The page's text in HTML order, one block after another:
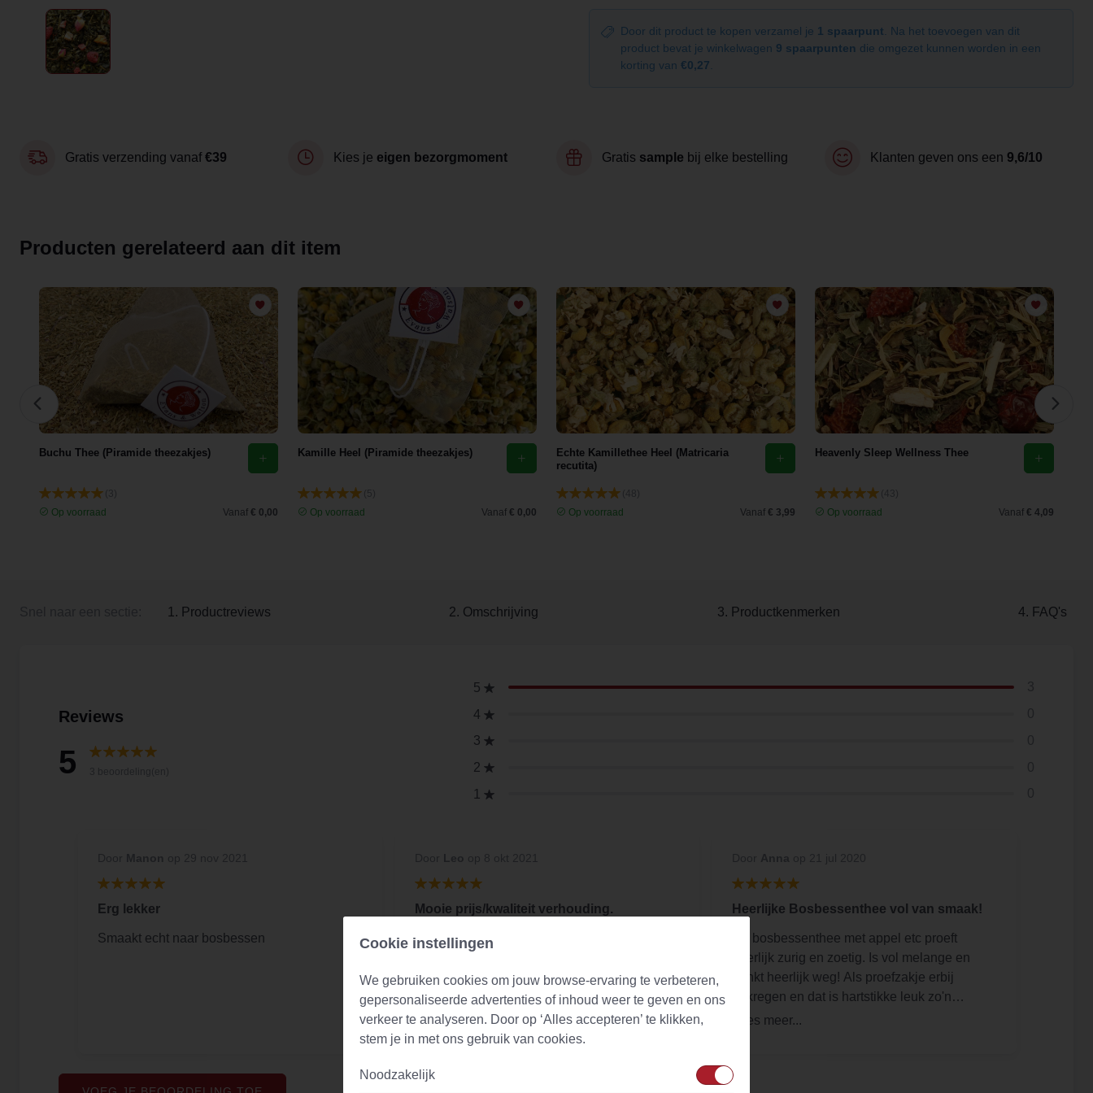
Door dit product te kopen verzamel je 1 spaarpunt . Na het toevoegen van dit
product bevat je winkelwagen 9 spaarpunten die omgezet kunnen worden in een
korting van €0,27
Gratis verzending vanaf €39 Kies je eigen bezorgmoment Gratis sample bij elke bestelling Klanten geven ons een 9,6/10
Producten gerelateerd aan dit item
Buchu Thee (Piramide theezakjes)
Op voorraad
Vanaf € 0,00
Kamille Heel (Piramide theezakjes)
Op voorraad
Vanaf € 0,00
Echte Kamillethee Heel (Matricaria
recutita)
Op voorraad
Vanaf € 3,99
Heavenly Sleep Wellness Thee
Op voorraad
Vanaf € 4,09
1. Productreviews 2. Omschrijving 3. Productkenmerken 4. FAQ's
Reviews
5
5
4
3
2
1
Erg lekker
Smaakt echt naar bosbessen
Mooie prijs/kwaliteit verhouding.
Lekkere fruitige groene thee.
Heerlijke Bosbessenthee vol van smaak!
De bosbessenthee met appel etc proeft
heerlijk zurig en zoetig. Is vol melange en
drinkt heerlijk weg! Als proefzakje erbij
gekregen en dat is hartstikke leuk zo'n
surprise erbij! Bedankt!
Cookie instellingen
We gebruiken cookies om jouw browse-ervaring te verbeteren,
gepersonaliseerde advertenties of inhoud weer te geven en ons
verkeer te analyseren. Door op ‘Alles accepteren’ te klikken,
stem je in met ons gebruik van cookies.
Noodzakelijk